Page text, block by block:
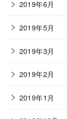
2019年6月
2019年5月
2019年3月
2019年2月
2019年1月